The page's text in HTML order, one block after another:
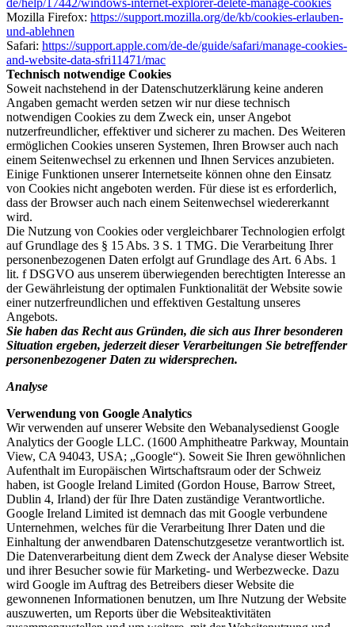
de/help/17442/windows-internet-explorer-delete-manage-cookies
Mozilla Firefox: https://support.mozilla.org/de/kb/cookies-erlauben-
und-ablehnen
Safari: https://support.apple.com/de-de/guide/safari/manage-cookies-
and-website-data-sfri11471/mac
Technisch notwendige Cookies
Soweit nachstehend in der Datenschutzerklärung keine anderen
Angaben gemacht werden setzen wir nur diese technisch
notwendigen Cookies zu dem Zweck ein, unser Angebot
nutzerfreundlicher, effektiver und sicherer zu machen. Des Weiteren
ermöglichen Cookies unseren Systemen, Ihren Browser auch nach
einem Seitenwechsel zu erkennen und Ihnen Services anzubieten.
Einige Funktionen unserer Internetseite können ohne den Einsatz
von Cookies nicht angeboten werden. Für diese ist es erforderlich,
dass der Browser auch nach einem Seitenwechsel wiedererkannt
wird.
Die Nutzung von Cookies oder vergleichbarer Technologien erfolgt
auf Grundlage des § 15 Abs. 3 S. 1 TMG. Die Verarbeitung Ihrer
personenbezogenen Daten erfolgt auf Grundlage des Art. 6 Abs. 1
lit. f DSGVO aus unserem überwiegenden berechtigten Interesse an
der Gewährleistung der optimalen Funktionalität der Website sowie
einer nutzerfreundlichen und effektiven Gestaltung unseres
Angebots.
Sie haben das Recht aus Gründen, die sich aus Ihrer besonderen
Situation ergeben, jederzeit dieser Verarbeitungen Sie betreffender
personenbezogener Daten zu widersprechen.
Analyse
Verwendung von Google Analytics
Wir verwenden auf unserer Website den Webanalysedienst Google
Analytics der Google LLC. (1600 Amphitheatre Parkway, Mountain
View, CA 94043, USA; „Google“). Soweit Sie Ihren gewöhnlichen
Aufenthalt im Europäischen Wirtschaftsraum oder der Schweiz
haben, ist Google Ireland Limited (Gordon House, Barrow Street,
Dublin 4, Irland) der für Ihre Daten zuständige Verantwortliche.
Google Ireland Limited ist demnach das mit Google verbundene
Unternehmen, welches für die Verarbeitung Ihrer Daten und die
Einhaltung der anwendbaren Datenschutzgesetze verantwortlich ist.
Die Datenverarbeitung dient dem Zweck der Analyse dieser Website
und ihrer Besucher sowie für Marketing- und Werbezwecke. Dazu
wird Google im Auftrag des Betreibers dieser Website die
gewonnenen Informationen benutzen, um Ihre Nutzung der Website
auszuwerten, um Reports über die Websiteaktivitäten